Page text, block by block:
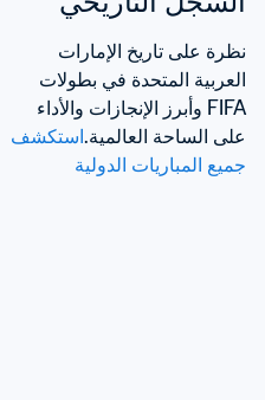
على الساحة العالمية.
جميع المباريات الدولية
المشاركات
11
آخر مشاركة
2026